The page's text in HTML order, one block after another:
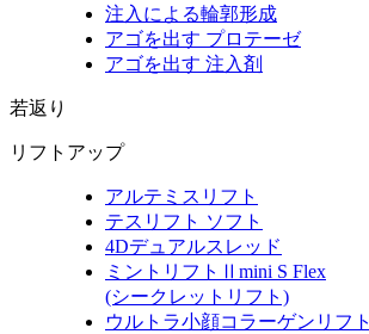
注入による輪郭形成
アゴを出す プロテーゼ
アゴを出す 注入剤
若返り
リフトアップ
アルテミスリフト
テスリフト ソフト
4Dデュアルスレッド
ミントリフトⅡmini S Flex
(シークレットリフト)
ウルトラ小顔コラーゲンリフト